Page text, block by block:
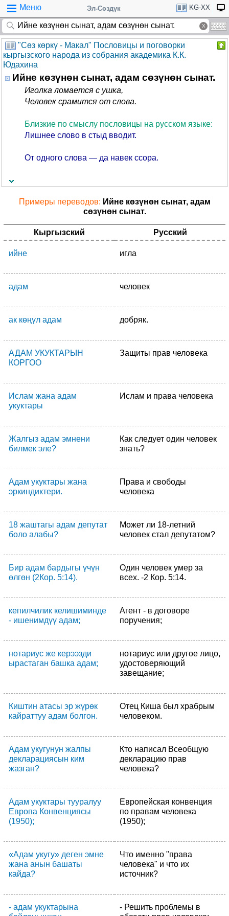
Меню Эл-Сөздүк KG-XX
"Cөз көркү - Макал" Пословицы и поговорки
кыргызского народа из собрания академика К.К.
Юдахина
Ийне көзүнөн сынат, адам сөзүнөн сынат.
Иголка ломается с ушка,
Человек срамится от слова.
Близкие по смыслу пословицы на русском языке:
Лишнее слово в стыд вводит.
От одного слова — да навек ссора.
Примеры переводов: Ийне көзүнөн сынат, адам
сөзүнөн сынат.
Кыргызский Русский
ийне игла
адам человек
ак көңүл адам добряк.
АДАМ УКУКТАРЫН
КОРГОО
Защиты прав человека
Ислам жана адам
укуктары
Ислам и права человека
Жалгыз адам эмнени
билмек эле?
Как следует один человек
знать?
Адам укуктары жана
эркиндиктери.
Права и свободы
человека
18 жаштагы адам депутат
боло алабы?
Может ли 18-летний
человек стал депутатом?
Бир адам бардыгы үчүн
өлгөн (2Кор. 5:14).
Один человек умер за
всех. -2 Кор. 5:14.
кепилчилик келишиминде
- ишенимдүү адам;
Агент - в договоре
поручения;
нотариус же керээзди
ырастаган башка адам;
нотариус или другое лицо,
удостоверяющий
завещание;
Киштин атасы эр жүрөк
кайраттуу адам болгон.
Отец Киша был храбрым
человеком.
Адам укугунун жалпы
декларациясын ким
жазган?
Кто написал Всеобщую
декларацию прав
человека?
Адам укуктары тууралуу
Европа Конвенциясы
(1950);
Европейская конвенция
по правам человека
(1950);
«Адам укугу» деген эмне
жана анын башаты
кайда?
Что именно "права
человека" и что их
источник?
- адам укуктарына
- Решить проблемы в